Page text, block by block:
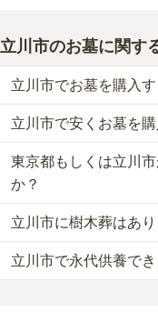
立川市のお墓に関す
立川市でお墓を購入
立川市での購入費用の目
万円、永代供養墓が約81
一般墓を建てる場合は、
2つが主な費用となります
立川市の一般墓の永代使
の平均166.9万円です。
によって変わります。
樹木葬・納骨堂・永代供
立川市で安くお墓を
立川市で一番安価なお墓
供養墓
一般的に最も費用を抑え
する 「合祀墓（ごうしぼ
比べて省スペースで管理
されています。
価格の目安は、1名あた
東京都もしくは立川
か？
立川市には、公営の霊園
一方で、東京都内には、
16件あります。
立川市に樹木葬はあり
立川市には、1件の樹木
詳しくは、立川市の樹木
立川市で永代供養で